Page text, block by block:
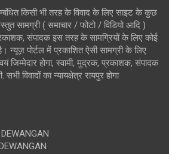
किसी भी तरह के विवाद के लिए साइट के कुछ
सामग्री ( समाचार / फोटो / विडियो आदि )
संपादक इस तरह के सामग्रियों के लिए कोई
न्यूज़ पोर्टल में प्रकाशित ऐसी सामग्री के लिए
जिम्मेदार होगा, स्वामी, मुद्रक, प्रकाशक, संपादक
सभी विवादों का न्यायक्षेत्र रायपुर होगा